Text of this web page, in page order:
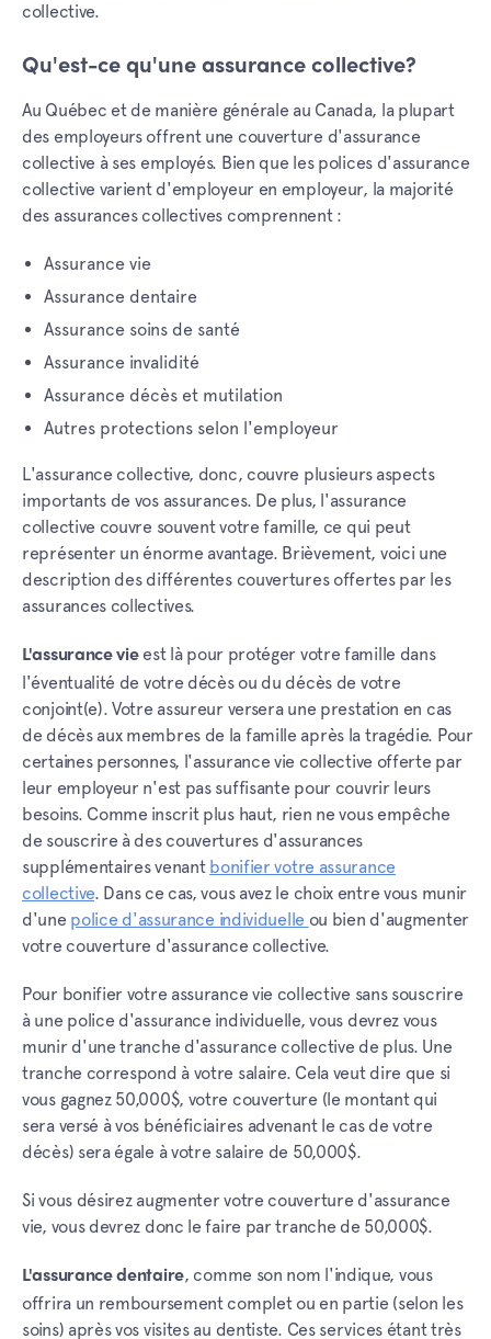
collective.
Qu'est-ce qu'une assurance collective?
Au Québec et de manière générale au Canada, la plupart
des employeurs offrent une couverture d'assurance
collective à ses employés. Bien que les polices d'assurance
collective varient d'employeur en employeur, la majorité
des assurances collectives comprennent :
Assurance vie
Assurance dentaire
Assurance soins de santé
Assurance invalidité
Assurance décès et mutilation
Autres protections selon l'employeur
L'assurance collective, donc, couvre plusieurs aspects
importants de vos assurances. De plus, l'assurance
collective couvre souvent votre famille, ce qui peut
représenter un énorme avantage. Brièvement, voici une
description des différentes couvertures offertes par les
assurances collectives.
L'assurance vieest là pour protéger votre famille dans
l'éventualité de votre décès ou du décès de votre
conjoint(e). Votre assureur versera une prestation en cas
de décès aux membres de la famille après la tragédie. Pour
certaines personnes, l'assurance vie collective offerte par
leur employeur n'est pas suffisante pour couvrir leurs
besoins. Comme inscrit plus haut, rien ne vous empêche
de souscrire à des couvertures d'assurances
supplémentaires venant bonifier votre assurance
collective. Dans ce cas, vous avez le choix entre vous munir
d'une police d'assurance individuelle ou bien d'augmenter
votre couverture d'assurance collective.
Pour bonifier votre assurance vie collective sans souscrire
à une police d'assurance individuelle, vous devrez vous
munir d'une tranche d'assurance collective de plus. Une
tranche correspond à votre salaire. Cela veut dire que si
vous gagnez 50,000$, votre couverture (le montant qui
sera versé à vos bénéficiaires advenant le cas de votre
décès) sera égale à votre salaire de 50,000$.
Si vous désirez augmenter votre couverture d'assurance
vie, vous devrez donc le faire par tranche de 50,000$.
L'assurance dentaire, comme son nom l'indique, vous
offrira un remboursement complet ou en partie (selon les
soins) après vos visites au dentiste. Ces services étant très